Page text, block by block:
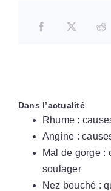
Dans l’actualité
Rhume :
Angine :
Mal de gorge :
soulager
Nez bouché :